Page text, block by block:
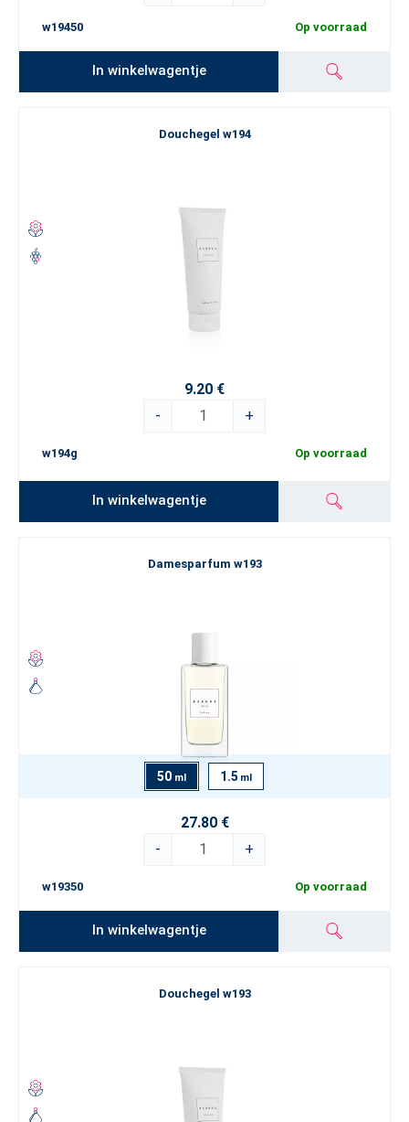
w19450 Op voorraad
In winkelwagentje
Douchegel w194
9.20 €
-
+
w194g Op voorraad
In winkelwagentje
Damesparfum w193
50 ml 1.5 ml
27.80 €
-
+
w19350 Op voorraad
In winkelwagentje
Douchegel w193